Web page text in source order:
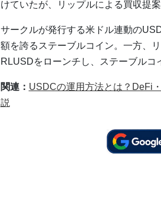
けていたが、リップルによる買収提
サークルが発行する米ドル連動の
額を誇るステーブルコイン。一方、
RLUSDをローンチし、ステーブル
関連： USDCの運用方法とは？DeFi
説